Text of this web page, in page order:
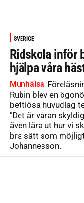
SVERIGE
Ridskola inför
hjälpa våra
Munhälsa
Rubin blev en
bettlösa huvudlag
"Det är våran
även lära ut hur vi
bra sätt som
Johannesson.